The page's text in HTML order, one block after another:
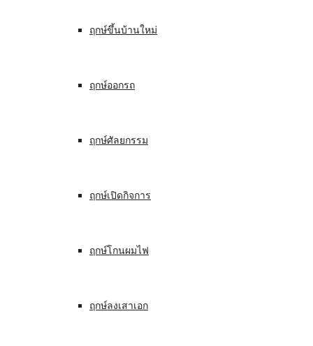
ฤกษ์ขึ้นบ้านใหม่
ฤกษ์ออกรถ
ฤกษ์ศัลยกรรม
ฤกษ์เปิดกิจการ
ฤกษ์โกนผมไฟ
ฤกษ์ลงเสาเอก